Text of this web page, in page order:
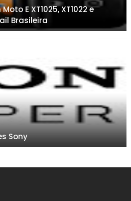
E XT1025, XT1022 e
Brasileira
Sony